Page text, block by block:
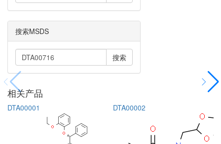
搜索MSDS
搜索
相关产品
DTA00001 DTA00002